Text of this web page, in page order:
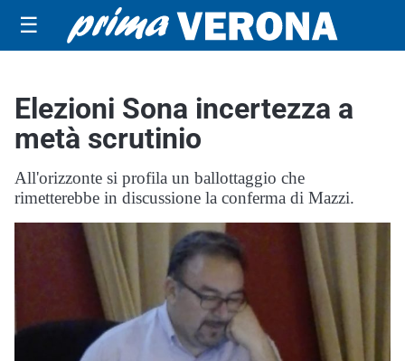
☰
Elezioni Sona incertezza a
metà scrutinio
All'orizzonte si profila un ballottaggio che
rimetterebbe in discussione la conferma di Mazzi.